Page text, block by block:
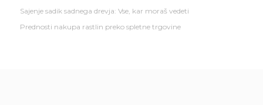
Sajenje sadik sadnega drevja: Vse, kar moraš vedeti
Prednosti nakupa rastlin preko spletne trgovine